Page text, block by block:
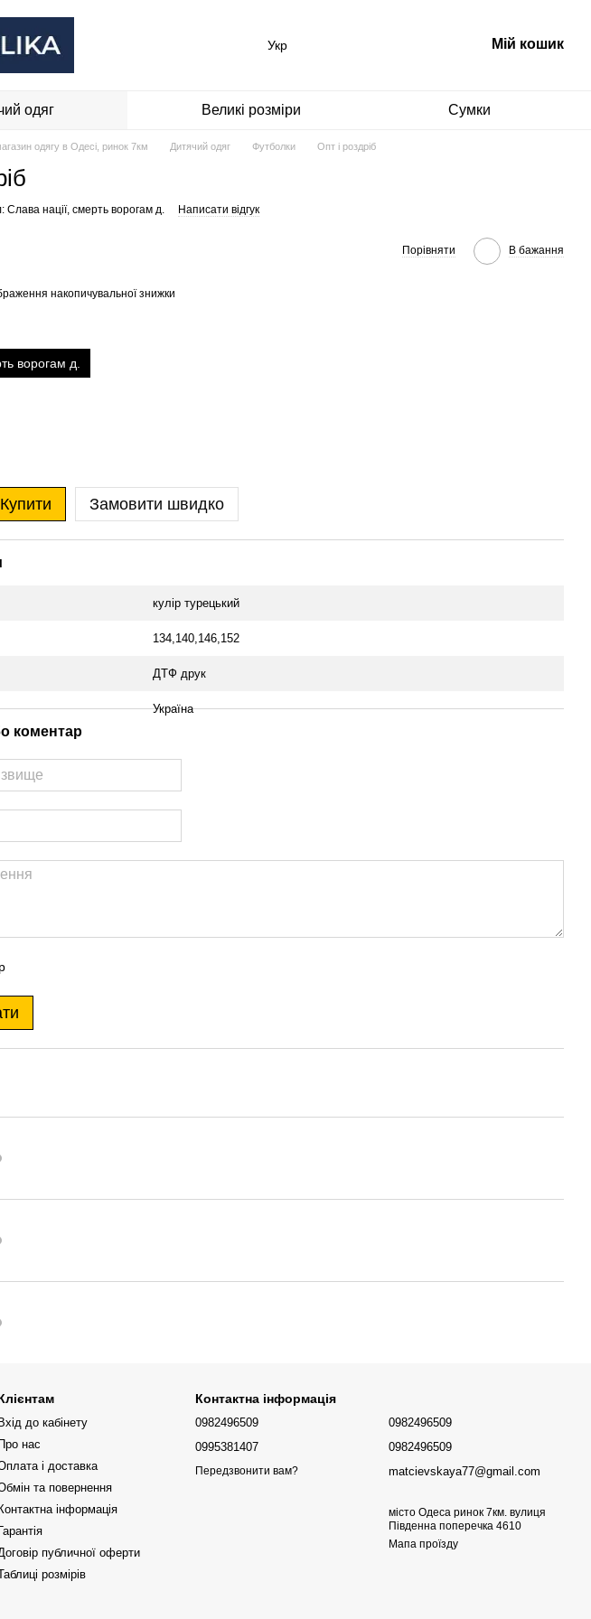
Укр Мій кошик
одяг Великі розміри Сумки
одягу в Одесі, ринок 7км Дитячий одяг Футболки Опт і роздріб
Слава нації, смерть ворогам д. Написати відгук
Порівняти В бажання
накопичувальної знижки
ворогам д.
Купити Замовити швидко
кулір турецький
134,140,146,152
ДТФ друк
Україна
коментар
Вхід до кабінету
Про нас
і доставка
та повернення
Контактна інформація
Гарантія
публичної оферти
розмірів
Контактна інформація
0982496509
0995381407
Передзвонити вам?
0982496509
0982496509
matcievskaya77@gmail.com
місто Одеса ринок 7км. вулиця
Південна поперечка 4610
Мапа проїзду